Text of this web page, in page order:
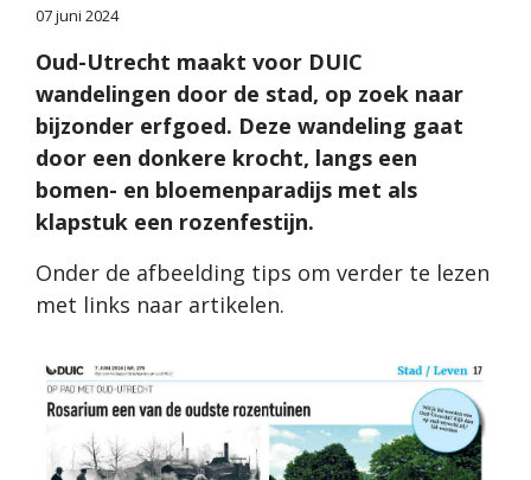
07 juni 2024
Oud-Utrecht maakt voor DUIC
wandelingen door de stad, op zoek naar
bijzonder erfgoed. Deze wandeling gaat
door een donkere krocht, langs een
bomen- en bloemenparadijs met als
klapstuk een rozenfestijn.
Onder de afbeelding tips om verder te lezen
met links naar artikelen.